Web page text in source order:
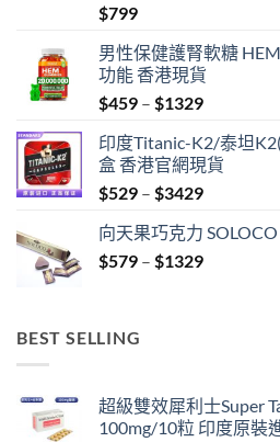
評分
滿分 5
$799
男性保健護腎軟糖
功能 香港現貨
$459 – $1329Price
$459
through
$1329
印度Titanic-K2/泰坦
盒 香港官網現貨
$529 – $3429Price
$529
through
向天果巧克力
$579 – $1329Price
BEST SELLING
超級雙效犀利士Super
100mg/10粒 印度原裝